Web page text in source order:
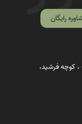
رایگان
، کوچه فرشید،